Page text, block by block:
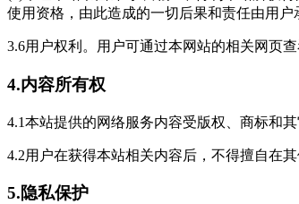
使用资格，由此造成的一切后果和责任由用户
3.6用户权利。用户可通过本网站的相关网页
4.内容所有权
4.1本站提供的网络服务内容受版权、商标和
4.2用户在获得本站相关内容后，不得擅自在
5.隐私保护